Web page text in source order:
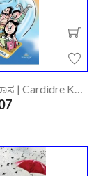
ಕಾರ್ಡಿದ್ರೆ ಕೈಲಾಸ | Cardidre Kailasa